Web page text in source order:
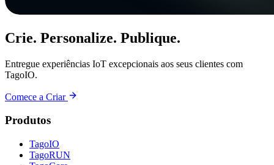
Crie. Personalize. Publique.
Entregue experiências IoT excepcionais aos seus clientes com
TagoIO.
Comece a Criar
Produtos
TagoIO
TagoRUN